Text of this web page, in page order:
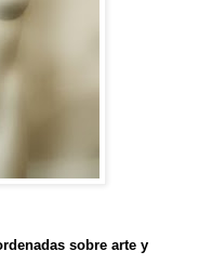
sobre arte y